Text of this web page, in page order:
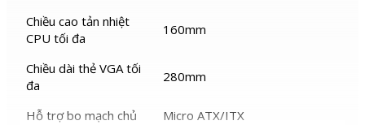
Chiều cao tản nhiệt
CPU tối đa
160mm
Chiều dài thẻ VGA tối
đa
280mm
Hỗ trợ bo mạch chủ Micro ATX/ITX